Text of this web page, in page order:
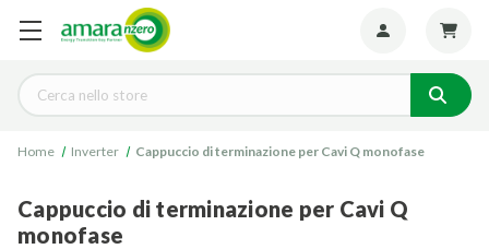
Cerca
Home Inverter Cappuccio di terminazione per Cavi Q monofase
Cappuccio di terminazione per Cavi Q
monofase